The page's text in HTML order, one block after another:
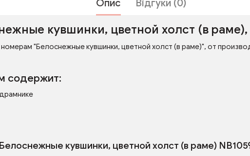
Опис Відгуки (0)
кувшинки, цветной холст (в раме),
"Белоснежные кувшинки, цветной холст (в раме)", от
содержит:
кувшинки, цветной холст (в раме)